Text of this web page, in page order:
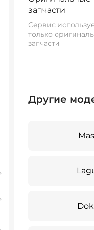
запчасти
Сервис
только
запчасти
Другие